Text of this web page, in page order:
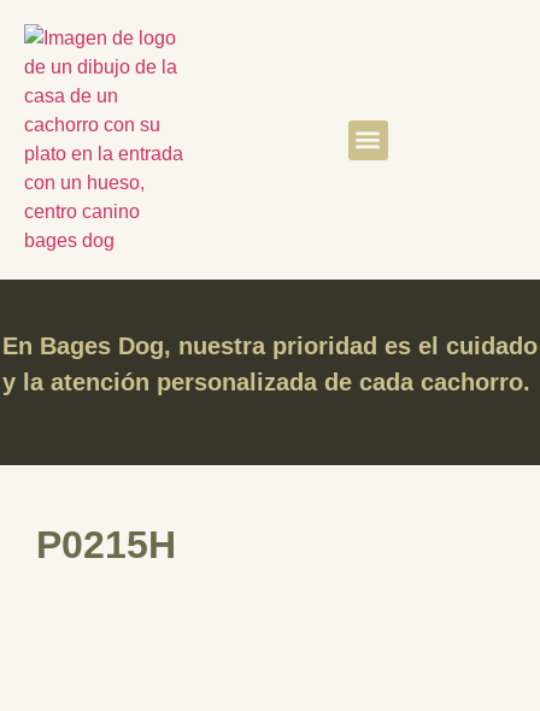
En Bages Dog, nuestra prioridad es el cuidado
y la atención personalizada de cada cachorro.
P0215H